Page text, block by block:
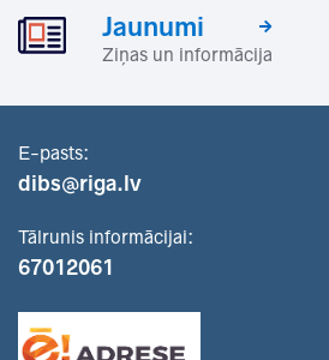
Jaunumi
Ziņas un informācija
E-pasts:
dibs@riga.lv
Tālrunis informācijai:
67012061